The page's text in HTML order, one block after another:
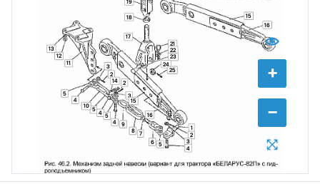
+
−
1
2
2
2
3
3
3
4
4
4
4
5
5
5
5
6
7
8
9
10
11
12
13
14
15
15
16
16
17
18
21
22
23
24
25